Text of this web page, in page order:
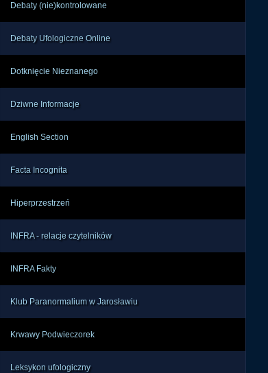
Debaty (nie)kontrolowane
Debaty Ufologiczne Online
Dotknięcie Nieznanego
Dziwne Informacje
English Section
Facta Incognita
Hiperprzestrzeń
INFRA - relacje czytelników
INFRA Fakty
Klub Paranormalium w Jarosławiu
Krwawy Podwieczorek
Leksykon ufologiczny